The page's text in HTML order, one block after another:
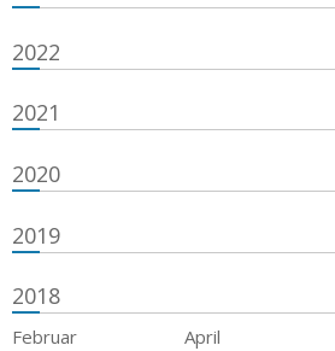
2022
2021
2020
2019
2018
Februar April